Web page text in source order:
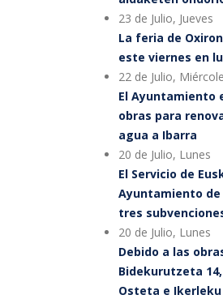
23 de Julio, Jueves
La feria de
este viernes en
22 de Julio,
El Ayuntamiento
obras para
agua a Ibarra
20 de Julio, Lunes
El Servicio de
Ayuntamiento
tres
20 de Julio, Lunes
Debido a las
Bidekurutzeta
Osteta e